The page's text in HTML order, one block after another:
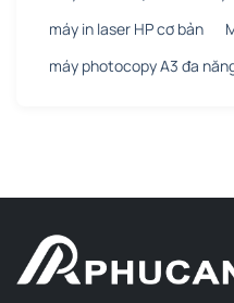
máy in laser HP cơ bản
máy photocopy A3 đa